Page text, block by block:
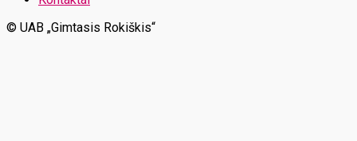
© UAB „Gimtasis Rokiškis“